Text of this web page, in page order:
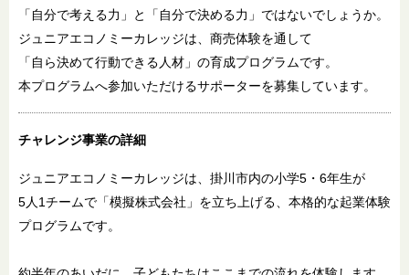
「自分で考える力」と「自分で決める力」ではないでしょうか。
ジュニアエコノミーカレッジは、商売体験を通して
「自ら決めて行動できる人材」の育成プログラムです。
本プログラムへ参加いただけるサポーターを募集しています。
チャレンジ事業の詳細
ジュニアエコノミーカレッジは、掛川市内の小学5・6年生が
5人1チームで「模擬株式会社」を立ち上げる、本格的な起業体験
プログラムです。